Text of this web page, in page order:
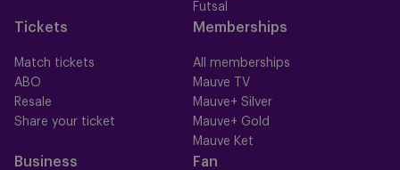
Futsal
Tickets
Match tickets
ABO
Resale
Share your ticket
Memberships
All memberships
Mauve TV
Mauve+ Silver
Mauve+ Gold
Mauve Ket
Business Fan